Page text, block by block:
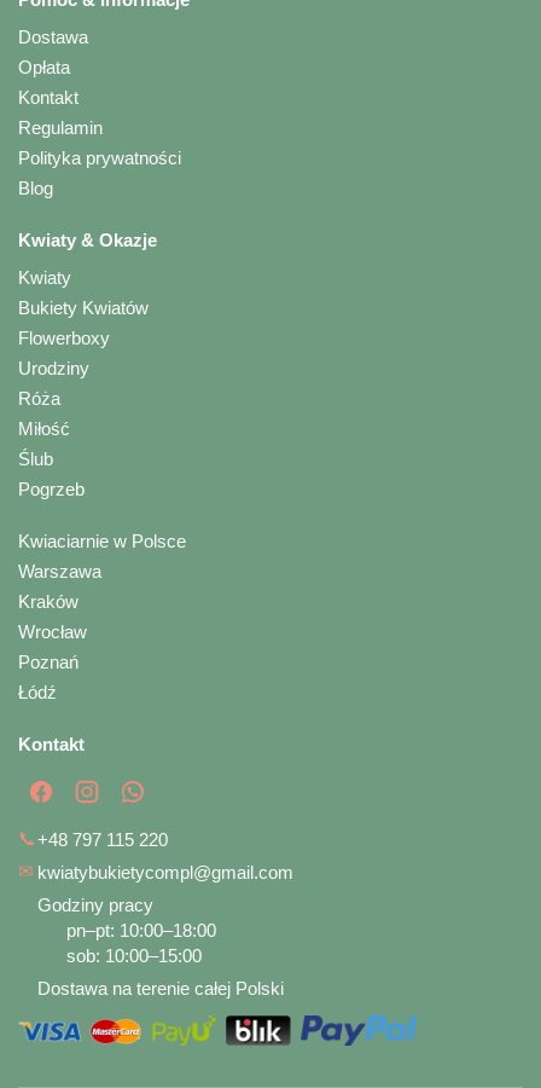
Dostawa
Opłata
Kontakt
Regulamin
Polityka prywatności
Blog
Kwiaty & Okazje
Kwiaty
Bukiety Kwiatów
Flowerboxy
Urodziny
Róża
Miłość
Ślub
Pogrzeb
Kwiaciarnie w Polsce
Warszawa
Kraków
Wrocław
Poznań
Łódź
Kontakt
📞+48 797 115 220
✉ kwiatybukietycompl@gmail.com
Godziny pracy
pn–pt: 10:00–18:00
sob: 10:00–15:00
Dostawa na terenie całej Polski